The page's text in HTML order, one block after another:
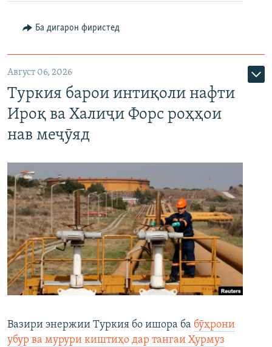
Ба дигарон фиристед
Август 06, 2026
Туркия барои интиқоли нафти
Ироқ ва Халиҷи Форс роҳҳои
нав меҷӯяд
Вазири энержии Туркия бо ишора ба бӯҳрони
убур ва мурури киштиҳо дар тангаи Ҳурмуз